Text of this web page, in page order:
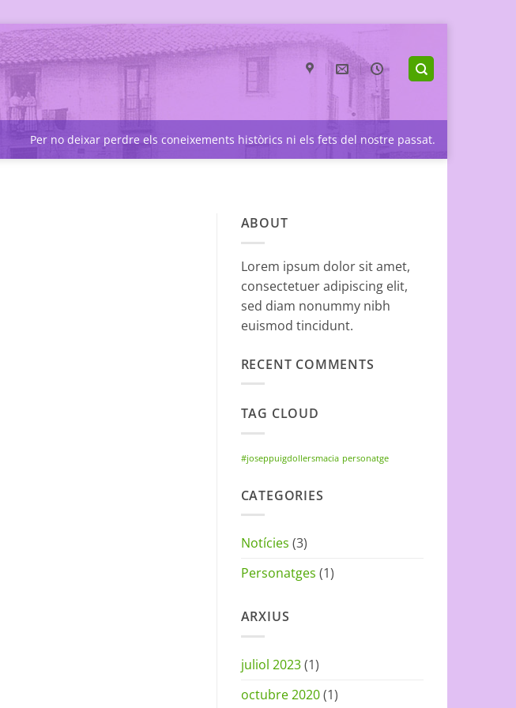
Per no deixar perdre els coneixements històrics ni els fets del nostre passat.
ABOUT
Lorem ipsum dolor sit amet,
consectetuer adipiscing elit,
sed diam nonummy nibh
euismod tincidunt.
RECENT COMMENTS
TAG CLOUD
#joseppuigdollersmacia personatge
CATEGORIES
Notícies (3)
Personatges (1)
ARXIUS
juliol 2023(1)
octubre 2020(1)